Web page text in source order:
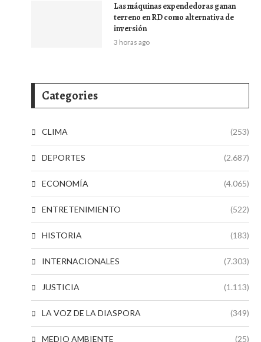
Las máquinas expendedoras ganan
terreno en RD como alternativa de
inversión
3 horas ago
Categories
CLIMA (253)
DEPORTES (2.687)
ECONOMÍA (4.065)
ENTRETENIMIENTO (522)
HISTORIA (183)
INTERNACIONALES (7.303)
JUSTICIA (1.113)
LA VOZ DE LA DIASPORA (349)
MEDIO AMBIENTE (25)